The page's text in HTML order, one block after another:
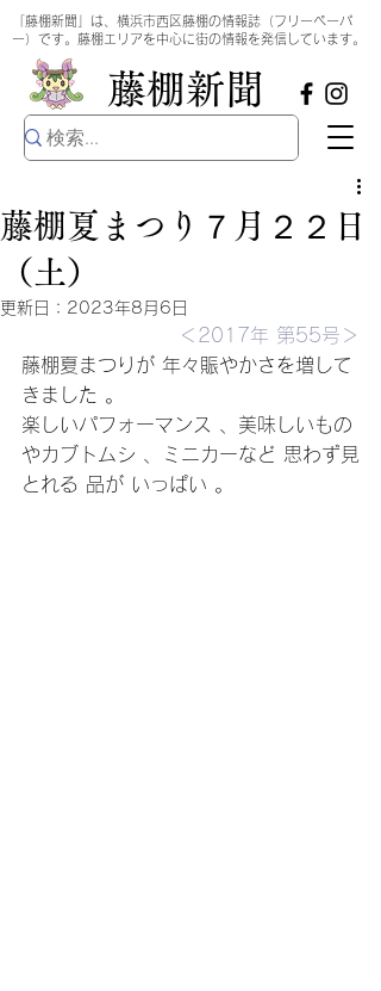
​藤棚新聞
「藤棚新聞」は、横浜市西区藤棚の情報誌（フリーペーパ
ー）です。藤棚エリアを中心に街の情報を発信しています。
藤棚夏まつり７月２２日
（土）
更新日： 2023年8月6日
＜2017年 第55号＞
藤棚夏まつりが 年々賑やかさを増して
きました 。
楽しいパフォーマンス 、美味しいもの
やカブトムシ 、ミニカーなど 思わず見
とれる 品が いっぱい 。